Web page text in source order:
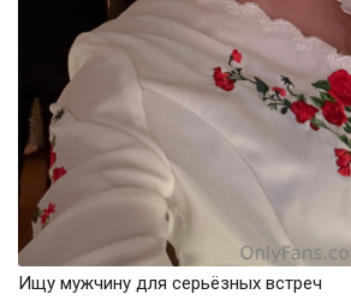
Ищу мужчину для серьёзных встреч